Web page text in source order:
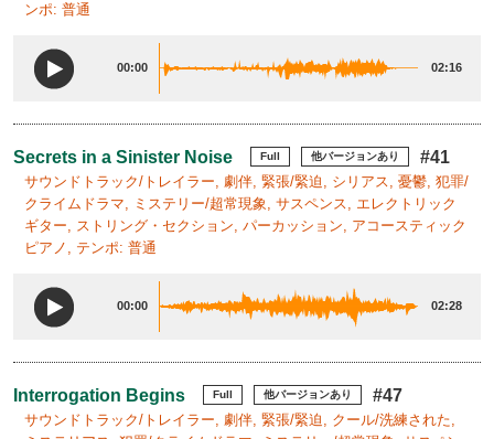
ンポ: 普通
00:00 02:16
Secrets in a Sinister Noise Full 他バージョンあり #41
サウンドトラック/トレイラー, 劇伴, 緊張/緊迫, シリアス, 憂鬱, 犯罪/
クライムドラマ, ミステリー/超常現象, サスペンス, エレクトリック
ギター, ストリング・セクション, パーカッション, アコースティック
ピアノ, テンポ: 普通
00:00 02:28
Interrogation Begins Full 他バージョンあり #47
サウンドトラック/トレイラー, 劇伴, 緊張/緊迫, クール/洗練された,